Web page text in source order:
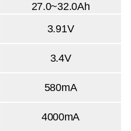
27.0~32.0Ah
3.91V
3.4V
580mA
4000mA